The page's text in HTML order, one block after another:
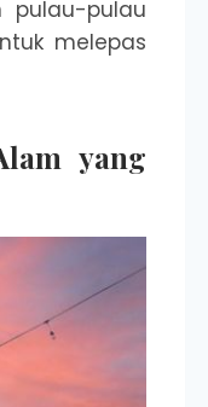
pulau-pulau
melepas
yang